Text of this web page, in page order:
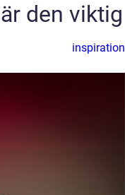
den viktig
inspiration